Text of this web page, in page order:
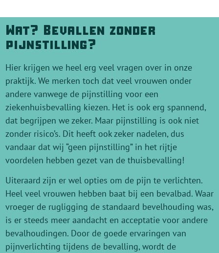
Wat? Bevallen zonder
pijnstilling?
Hier krijgen we heel erg veel vragen over in onze
praktijk. We merken toch dat veel vrouwen onder
andere vanwege de pijnstilling voor een
ziekenhuisbevalling kiezen. Het is ook erg spannend,
dat begrijpen we zeker. Maar pijnstilling is ook niet
zonder risico’s. Dit heeft ook zeker nadelen, dus
vandaar dat wij “geen pijnstilling” in het rijtje
voordelen hebben gezet van de thuisbevalling!
Uiteraard zijn er wel opties om de pijn te verlichten.
Heel veel vrouwen hebben baat bij een bevalbad. Waar
vroeger de rugligging de standaard bevelhouding was,
is er steeds meer aandacht en acceptatie voor andere
bevalhoudingen. Door de goede ervaringen van
pijnverlichting tijdens de bevalling, wordt de